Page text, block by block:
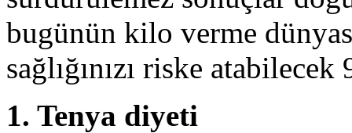
bugünün kilo verme
sağlığınızı riske atabilecek
1. Tenya diyeti